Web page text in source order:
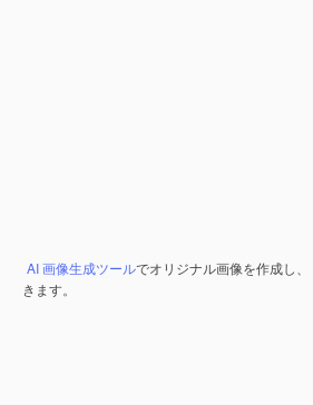
AI 画像生成ツールでオリジナル画像を作成し、
きます。